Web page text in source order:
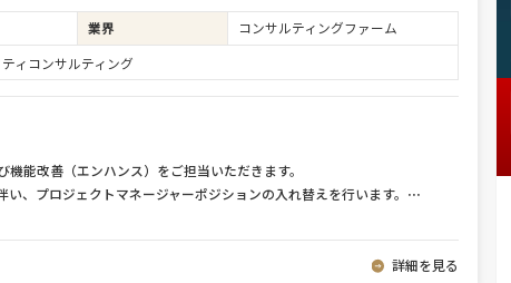
業界
コンサルティングファーム
ィコンサルティング
能改善（エンハンス）をご担当いただきます。
、プロジェクトマネージャーポジションの入れ替えを行います。 ⋯
詳細を見る